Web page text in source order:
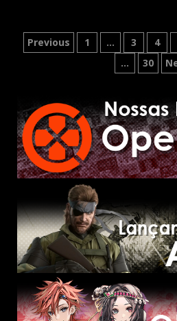
Paginação
de
Previous 1 … 3 4
…
30